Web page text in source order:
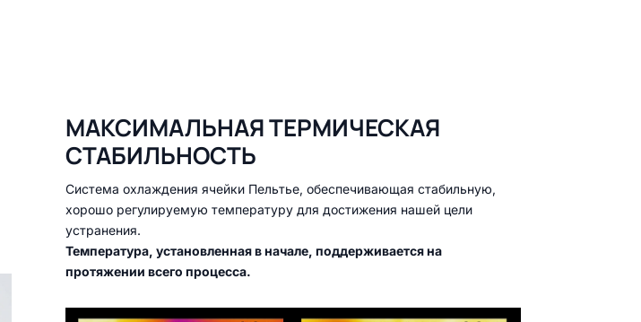
МАКСИМАЛЬНАЯ ТЕРМИЧЕСКАЯ
СТАБИЛЬНОСТЬ
Система охлаждения ячейки Пельтье, обеспечивающая стабильную,
хорошо регулируемую температуру для достижения нашей цели
устранения.
Температура, установленная в начале, поддерживается на
протяжении всего процесса.